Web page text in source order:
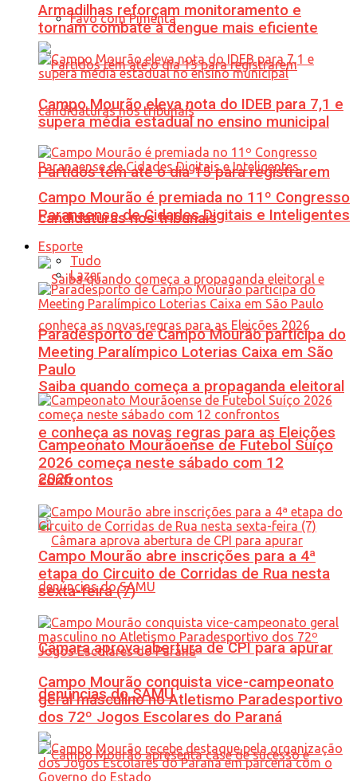
Favo com Pimenta
Partidos têm até o dia 15 para registrarem
candidaturas nos tribunais
Saiba quando começa a propaganda eleitoral
e conheça as novas regras para as Eleições
2026
Câmara aprova abertura de CPI para apurar
denúncias do SAMU
Armadilhas reforçam monitoramento e
tornam combate à dengue mais eficiente
Campo Mourão eleva nota do IDEB para 7,1 e
supera média estadual no ensino municipal
Campo Mourão é premiada no 11º Congresso
Paranaense de Cidades Digitais e Inteligentes
Esporte
Tudo
Lazer
Paradesporto de Campo Mourão participa do
Meeting Paralímpico Loterias Caixa em São
Paulo
Campeonato Mourãoense de Futebol Suíço
2026 começa neste sábado com 12
confrontos
Campo Mourão abre inscrições para a 4ª
etapa do Circuito de Corridas de Rua nesta
sexta-feira (7)
Campo Mourão conquista vice-campeonato
geral masculino no Atletismo Paradesportivo
dos 72º Jogos Escolares do Paraná